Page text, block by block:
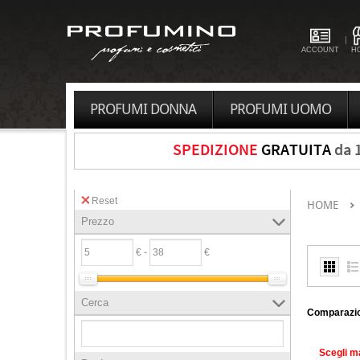
ACCOUNT
PROFUMI DONNA PROFUMI UOMO
SPEDIZIONE GRATUITAda
Reset
Prezzo
€ - €
Cerca
HOME
Scegli